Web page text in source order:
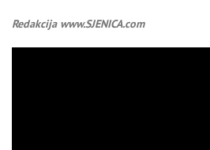
Redakcija www.SJENICA.com